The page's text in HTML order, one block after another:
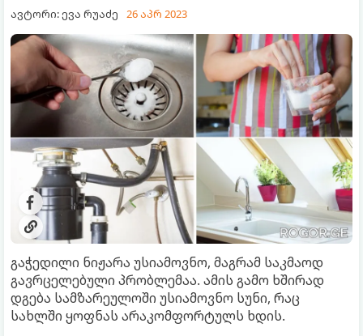
ავტორი: ევა რუაძე 26 აპრ 2023
გაჭედილი ნიჟარა უსიამოვნო, მაგრამ საკმაოდ
გავრცელებული პრობლემაა. ამის გამო ხშირად
დგება სამზარეულოში უსიამოვნო სუნი, რაც
სახლში ყოფნას არაკომფორტულს ხდის.